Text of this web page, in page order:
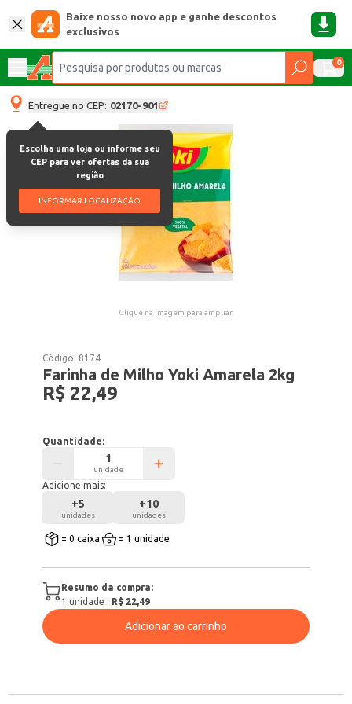
Baixe nosso novo app e ganhe descontos
exclusivos
0
Entregue no CEP: 02170-901
Escolha uma loja ou informe seu
CEP para ver ofertas da sua
região
INFORMAR LOCALIZAÇÃO
Clique na imagem para ampliar.
Código: 8174
Farinha de Milho Yoki Amarela 2kg
R$ 22,49
Quantidade:
unidade
Adicione mais:
+5
unidades
+10
unidades
= 0 caixa = 1 unidade
Resumo da compra:
1 unidade · R$ 22,49
Adicionar ao carrinho